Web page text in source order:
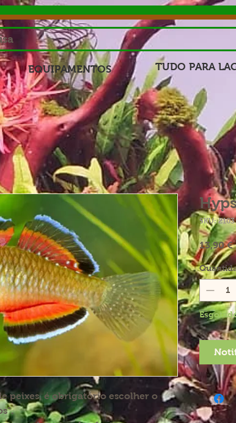
EQUIPAMENTOS TUDO PARA
peixes, é obrigatório escolher o
SKU: 2103
13,90 €